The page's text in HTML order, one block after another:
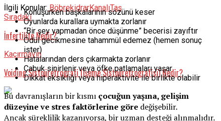
İlgili Konular: BöbrekidrarKanalıTaş
Sıradaki
İnfertilite Nedir?
Kaçırmayın
Voiding Sistoüretrografi (İşeme Sistoüretrografisi) Nedir?
Konuşurken başkalarının sözünü keser
Oyunlarda kurallara uymakta zorlanır
“Bir şey yapmadan önce düşünme” becerisi zayıftır
Ödül gecikmesine tahammül edemez (hemen sonuç
ister)
Hatalarından ders çıkarmakta zorlanır
Çabuk sinirlenir veya öfke patlamaları yaşar
Dikkat eksikliği veya hiperaktivite ile birlikte olabilir
Bu davranışların bir kısmı çocuğun yaşına, gelişim
düzeyine ve stres faktörlerine göre değişebilir.
Ancak süreklilik kazanıyorsa, bir uzman desteği alınmalıdır.